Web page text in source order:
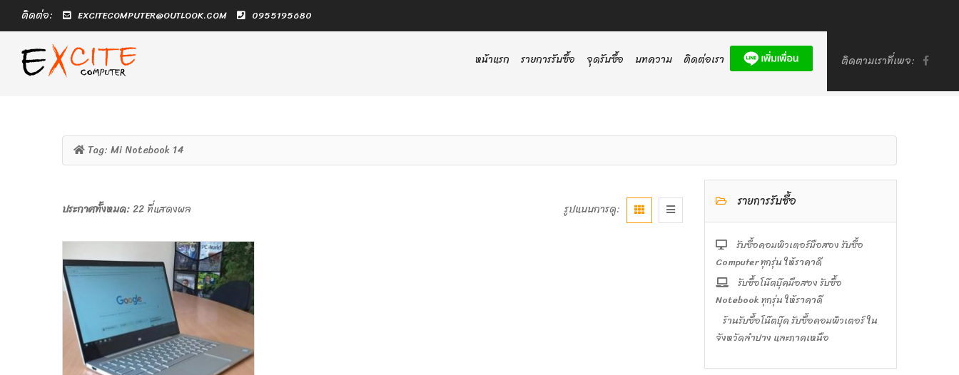
ติดต่อ: EXCITECOMPUTER@OUTLOOK.COM 0955195680
ติดตามเราที่เพจ:
หน้าแรก รายการรับซื้อ จุดรับซื้อ บทความ ติดต่อเรา
Tag: Mi Notebook 14
ประกาศทั้งหมด:22 ที่แสดงผล รูปแบบการดู: รายการรับซื้อ
รับซื้อคอมพิวเตอร์มือสอง รับซื้อ
Computer ทุกรุ่น ให้ราคาดี
รับซื้อโน๊ตบุ๊คมือสอง รับซื้อ
Notebook ทุกรุ่น ให้ราคาดี
ร้านรับซื้อโน๊ตบุ๊ค รับซื้อคอมพิวเตอร์ ใน
จังหวัดลำปาง และภาคเหนือ